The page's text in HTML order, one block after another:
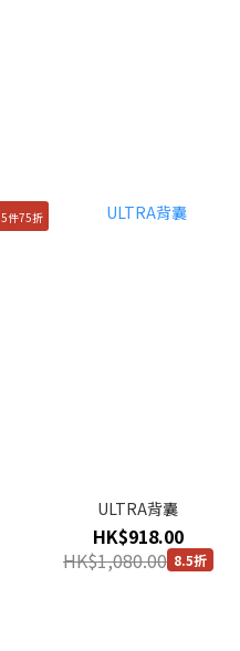
5件75折
ULTRA背囊
HK$918.00
HK$1,080.00 8.5折